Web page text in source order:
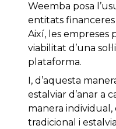
Weemba posa
entitats
Així, les empreses
viabilitat d’una
plataforma.
I, d’aquesta
estalviar d’anar a
manera
tradicional i